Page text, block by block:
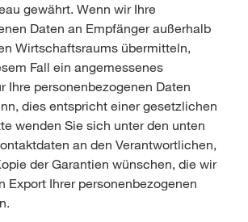
gewährt. Wenn wir Ihre
Daten an Empfänger außerhalb
Wirtschaftsraums übermitteln,
Fall ein angemessenes
Ihre personenbezogenen Daten
dies entspricht einer gesetzlichen
wenden Sie sich unter den unten
an den Verantwortlichen,
der Garantien wünschen, die wir
Export Ihrer personenbezogenen